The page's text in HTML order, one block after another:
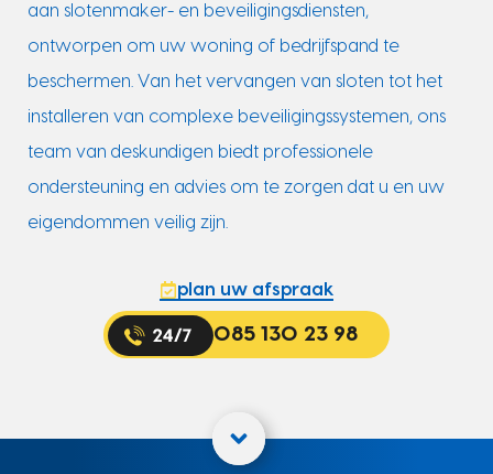
aan slotenmaker- en beveiligingsdiensten,
ontworpen om uw woning of bedrijfspand te
beschermen. Van het vervangen van sloten tot het
installeren van complexe beveiligingssystemen, ons
team van deskundigen biedt professionele
ondersteuning en advies om te zorgen dat u en uw
eigendommen veilig zijn.
plan uw afspraak
085 130 23 98